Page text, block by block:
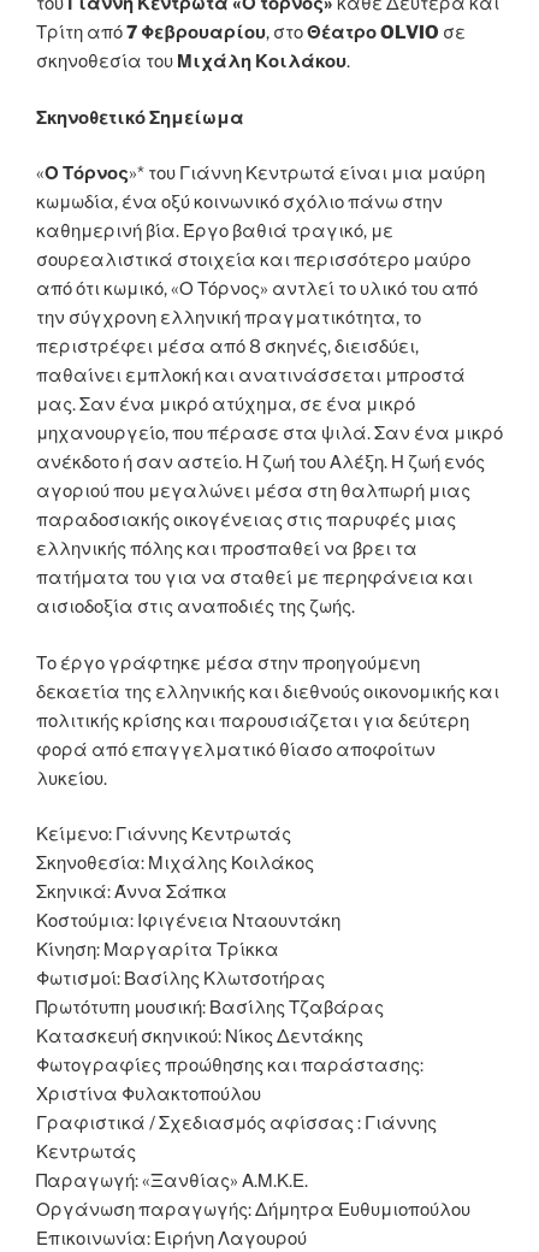
Τρίτη από7 Φεβρουαρίου, στοΘέατρο OLVIO σε
σκηνοθεσία του Μιχάλη Κοιλάκου.
Σκηνοθετικό Σημείωμα
«Ο Τόρνος»* του Γιάννη Κεντρωτά είναι μια μαύρη
κωμωδία, ένα οξύ κοινωνικό σχόλιο πάνω στην
καθημερινή βία. Έργο βαθιά τραγικό, με
σουρεαλιστικά στοιχεία και περισσότερο μαύρο
από ότι κωμικό, «Ο Τόρνος» αντλεί το υλικό του από
την σύγχρονη ελληνική πραγματικότητα, το
περιστρέφει μέσα από 8 σκηνές, διεισδύει,
παθαίνει εμπλοκή και ανατινάσσεται μπροστά
μας. Σαν ένα μικρό ατύχημα, σε ένα μικρό
μηχανουργείο, που πέρασε στα ψιλά. Σαν ένα μικρό
ανέκδοτο ή σαν αστείο. Η ζωή του Αλέξη. Η ζωή ενός
αγοριού που μεγαλώνει μέσα στη θαλπωρή μιας
παραδοσιακής οικογένειας στις παρυφές μιας
ελληνικής πόλης και προσπαθεί να βρει τα
πατήματα του για να σταθεί με περηφάνεια και
αισιοδοξία στις αναποδιές της ζωής.
Το έργο γράφτηκε μέσα στην προηγούμενη
δεκαετία της ελληνικής και διεθνούς οικονομικής και
πολιτικής κρίσης και παρουσιάζεται για δεύτερη
φορά από επαγγελματικό θίασο αποφοίτων
λυκείου.
Κείμενο: Γιάννης Κεντρωτάς
Σκηνοθεσία: Μιχάλης Κοιλάκος
Σκηνικά: Άννα Σάπκα
Κοστούμια: Ιφιγένεια Νταουντάκη
Κίνηση: Μαργαρίτα Τρίκκα
Φωτισμοί: Βασίλης Κλωτσοτήρας
Πρωτότυπη μουσική: Βασίλης Τζαβάρας
Κατασκευή σκηνικού: Νίκος Δεντάκης
Φωτογραφίες προώθησης και παράστασης:
Χριστίνα Φυλακτοπούλου
Γραφιστικά / Σχεδιασμός αφίσσας : Γιάννης
Κεντρωτάς
Παραγωγή: «Ξανθίας» Α.Μ.Κ.Ε.
Οργάνωση παραγωγής: Δήμητρα Ευθυμιοπούλου
Επικοινωνία: Ειρήνη Λαγουρού